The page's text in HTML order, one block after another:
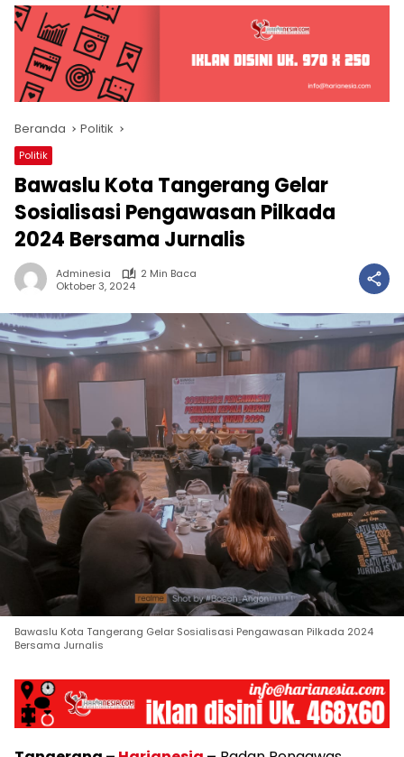
Beranda Politik
Politik
Bawaslu Kota Tangerang Gelar
Sosialisasi Pengawasan Pilkada
2024 Bersama Jurnalis
Adminesia
2 Min Baca
Oktober 3, 2024
Bawaslu Kota Tangerang Gelar Sosialisasi Pengawasan Pilkada 2024
Bersama Jurnalis